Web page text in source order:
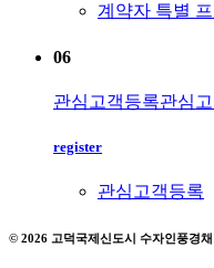
계약자 특별
06
관심고객등록관심
register
관심고객등록
© 2026 고덕국제신도시 수자인풍경